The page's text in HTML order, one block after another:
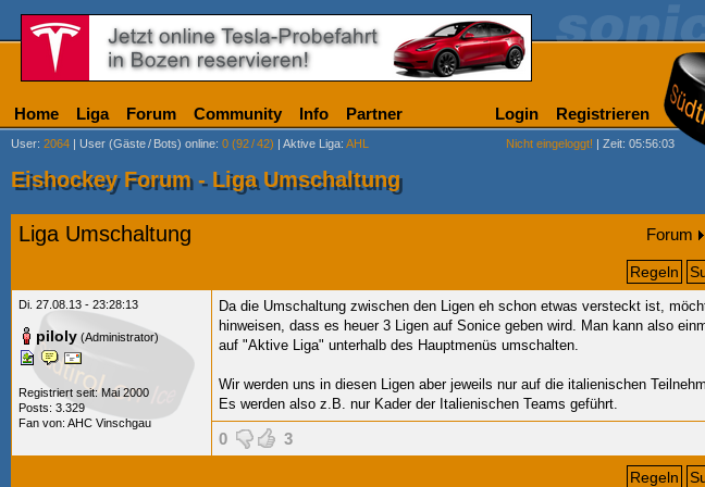
Home Liga Forum Community Info Partner Login Registrieren
User: 2064 | User (Gäste/ Bots) online: 0 (92/42) | Aktive Liga: AHL Nicht eingeloggt! | Zeit: 05:56:03
Eishockey Forum - Liga Umschaltung
Liga Umschaltung Forum
Regeln
Di. 27.08.13 - 23:28:13
piloly (Administrator)
Registriert seit: Mai 2000
Posts: 3.329
Fan von: AHC Vinschgau
Da die Umschaltung zwischen den Ligen eh schon etwas versteckt ist,
hinweisen, dass es heuer 3 Ligen auf Sonice geben wird. Man kann also
auf "Aktive Liga" unterhalb des Hauptmenüs umschalten.
Wir werden uns in diesen Ligen aber jeweils nur auf die italienischen
Es werden also z.B. nur Kader der Italienischen Teams geführt.
0 3
Regeln